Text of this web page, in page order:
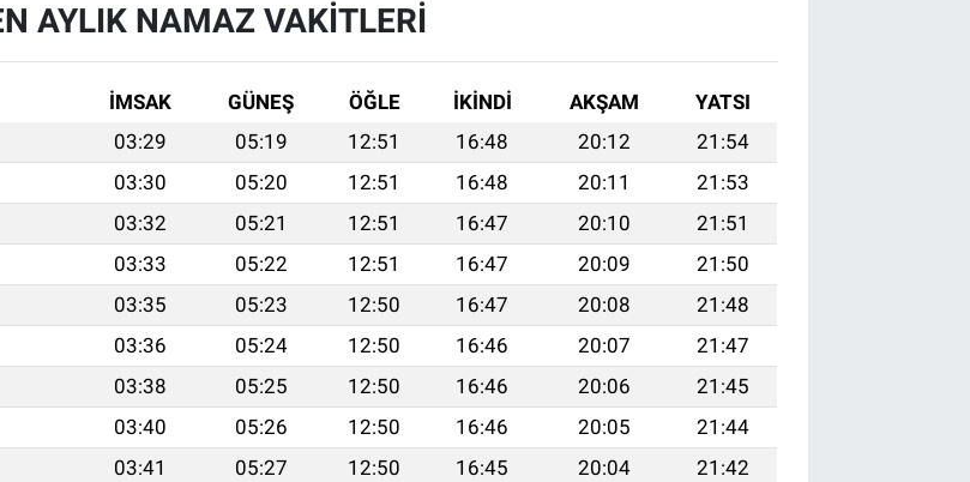
AYLIK NAMAZ VAKITLERI
İMSAK GÜNEŞ ÖĞLE İKINDI AKŞAM
YATSI
03:29 05:19 12:51 16:48 20:12
21:54
03:30 05:20 12:51 16:48 20:11
21:53
03:32 05:21 12:51 16:47 20:10
21:51
03:33 05:22 12:51 16:47 20:09
21:50
03:35 05:23 12:50 16:47 20:08
21:48
03:36 05:24 12:50 16:46 20:07
21:47
03:38 05:25 12:50 16:46 20:06
21:45
03:40 05:26 12:50 16:46 20:05
21:44
03:41 05:27 12:50 16:45 20:04
21:42